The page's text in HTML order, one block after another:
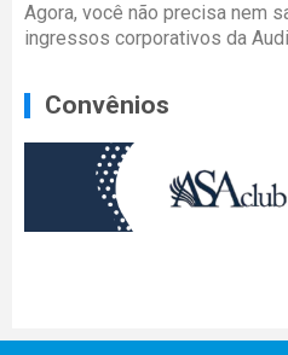
Agora, você não precisa nem
ingressos corporativos da
Convênios